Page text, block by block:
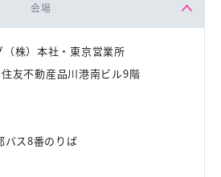
会場
株）本社・東京営業所
友不動産品川港南ビル9階
バス8番のりば